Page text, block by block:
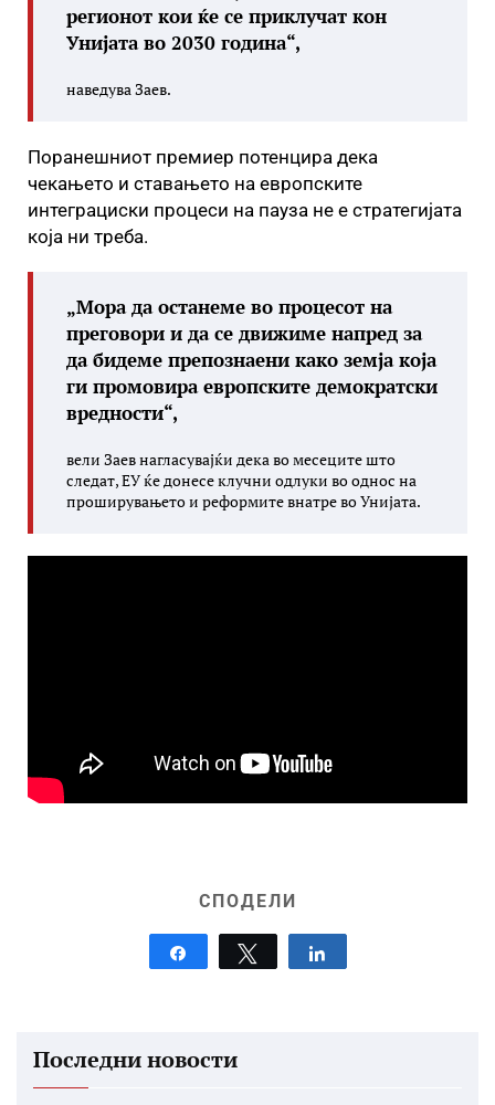
регионот кои ќе се приклучат кон
Унијата во 2030 година“,
наведува Заев.
Поранешниот премиер потенцира дека
чекањето и ставањето на европските
интеграциски процеси на пауза не е стратегијата
која ни треба.
„Мора да останеме во процесот на
преговори и да се движиме напред за
да бидеме препознаени како земја која
ги промовира европските демократски
вредности“,
вели Заев нагласувајќи дека во месеците што
следат, ЕУ ќе донесе клучни одлуки во однос на
проширувањето и реформите внатре во Унијата.
СПОДЕЛИ
Share Tweet
Последни новости